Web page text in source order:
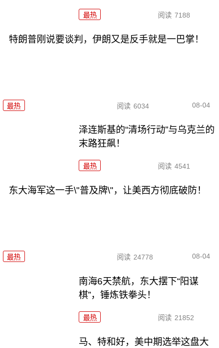
最热 阅读 7188
特朗普刚说要谈判，伊朗又是反手就是一巴掌！
最热 阅读 6034 08-04
泽连斯基的“清场行动”与乌克兰的
末路狂飙！
最热 阅读 4541
东大海军这一手\"普及牌\"，让美西方彻底破防！
最热 阅读 24778 08-04
南海6天禁航，东大摆下“阳谋
棋”，锤炼铁拳头！
最热 阅读 21852
马、特和好，美中期选举这盘大